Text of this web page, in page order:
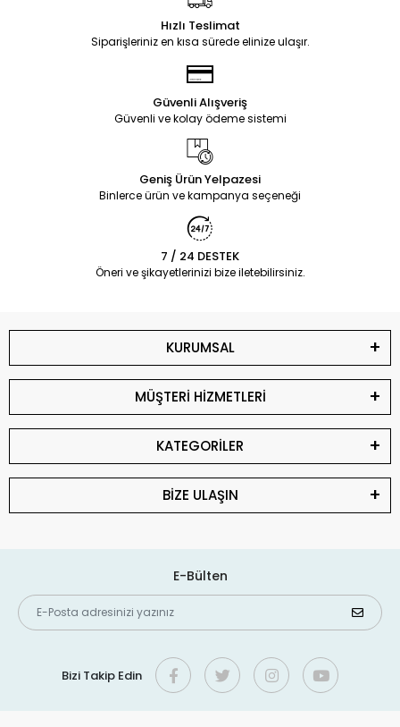
Hızlı Teslimat
Siparişleriniz en kısa sürede elinize ulaşır.
Güvenli Alışveriş
Güvenli ve kolay ödeme sistemi
Geniş Ürün Yelpazesi
Binlerce ürün ve kampanya seçeneği
7 / 24 DESTEK
Öneri ve şikayetlerinizi bize iletebilirsiniz.
KURUMSAL
MÜŞTERİ HİZMETLERİ
KATEGORİLER
BİZE ULAŞIN
E-Bülten
Bizi Takip Edin